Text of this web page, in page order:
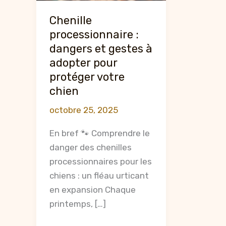
Chenille
processionnaire :
dangers et gestes à
adopter pour
protéger votre
chien
octobre 25, 2025
En bref 🐾 Comprendre le
danger des chenilles
processionnaires pour les
chiens : un fléau urticant
en expansion Chaque
printemps, […]